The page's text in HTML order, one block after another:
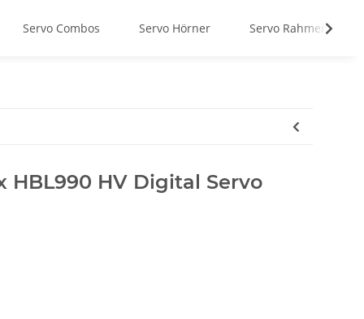
Servo Combos Servo Hörner Servo Rahmen
HBL990 HV Digital Servo